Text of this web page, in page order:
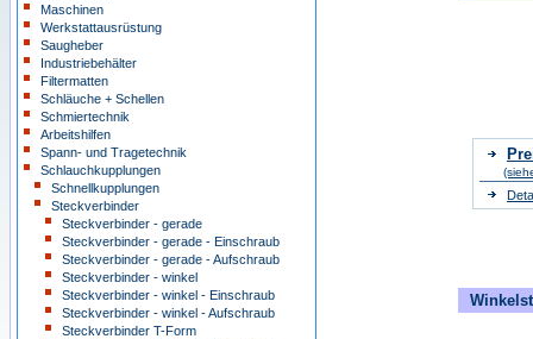
Maschinen
Werkstattausrüstung
Saugheber
Industriebehälter
Filtermatten
Schläuche + Schellen
Schmiertechnik
Arbeitshilfen
Spann- und Tragetechnik
Schlauchkupplungen
Schnellkupplungen
Steckverbinder
Steckverbinder - gerade
Steckverbinder - gerade - Einschraub
Steckverbinder - gerade - Aufschraub
Steckverbinder - winkel
Steckverbinder - winkel - Einschraub
Steckverbinder - winkel - Aufschraub
Steckverbinder T-Form